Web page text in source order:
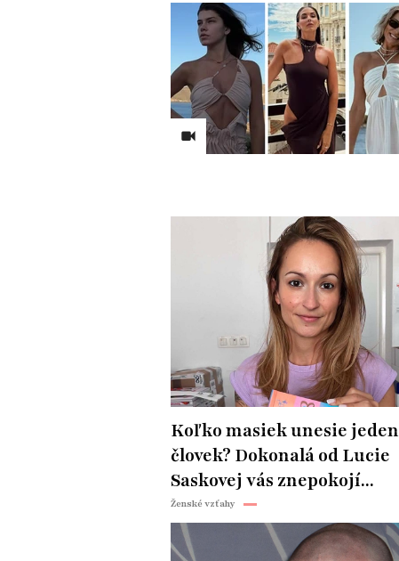
Koľko masiek unesie jeden
človek? Dokonalá od Lucie
Saskovej vás znepokojí...
Ženské vzťahy